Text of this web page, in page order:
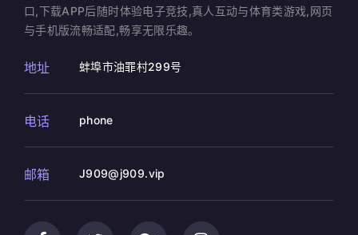
口,下载APP后随时体验电子竞技,真人互动与体育类游戏,网页
与手机版流畅适配,畅享无限乐趣。
地址 蚌埠市油罪村299号
电话 phone
邮箱 J909@j909.vip